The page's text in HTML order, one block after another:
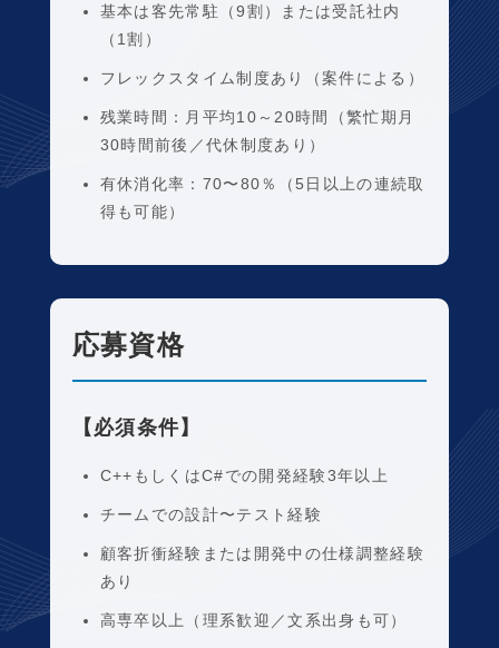
基本は客先常駐（9割）または受託社内
（1割）
フレックスタイム制度あり（案件による）
残業時間：月平均10～20時間（繁忙期月
30時間前後／代休制度あり）
有休消化率：70〜80％（5日以上の連続取
得も可能）
応募資格
【必須条件】
C++もしくはC#での開発経験3年以上
チームでの設計〜テスト経験
顧客折衝経験または開発中の仕様調整経験
あり
高専卒以上（理系歓迎／文系出身も可）